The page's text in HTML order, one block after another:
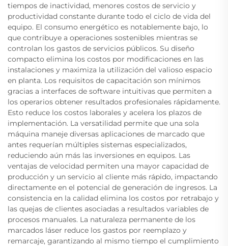
tiempos de inactividad, menores costos de servicio y
productividad constante durante todo el ciclo de vida del
equipo. El consumo energético es notablemente bajo, lo
que contribuye a operaciones sostenibles mientras se
controlan los gastos de servicios públicos. Su diseño
compacto elimina los costos por modificaciones en las
instalaciones y maximiza la utilización del valioso espacio
en planta. Los requisitos de capacitación son mínimos
gracias a interfaces de software intuitivas que permiten a
los operarios obtener resultados profesionales rápidamente.
Esto reduce los costos laborales y acelera los plazos de
implementación. La versatilidad permite que una sola
máquina maneje diversas aplicaciones de marcado que
antes requerían múltiples sistemas especializados,
reduciendo aún más las inversiones en equipos. Las
ventajas de velocidad permiten una mayor capacidad de
producción y un servicio al cliente más rápido, impactando
directamente en el potencial de generación de ingresos. La
consistencia en la calidad elimina los costos por retrabajo y
las quejas de clientes asociadas a resultados variables de
procesos manuales. La naturaleza permanente de los
marcados láser reduce los gastos por reemplazo y
remarcaje, garantizando al mismo tiempo el cumplimiento